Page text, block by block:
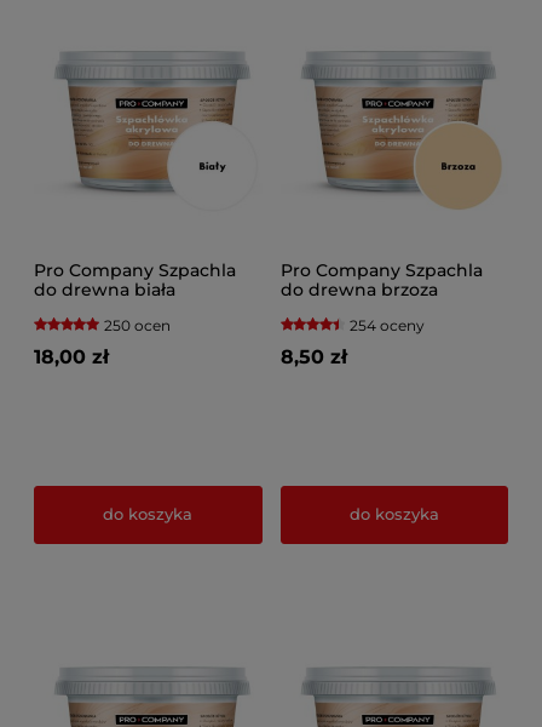
Pro Company Szpachla
do drewna biała
250 ocen
18,00 zł
do koszyka
Pro Company Szpachla
do drewna brzoza
254 oceny
8,50 zł
do koszyka